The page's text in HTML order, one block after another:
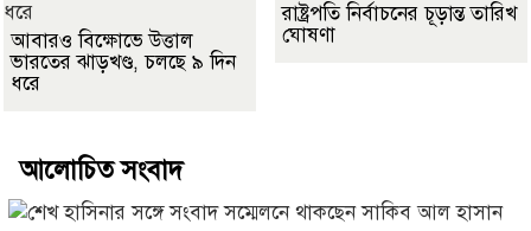
আবারও বিক্ষোভে উত্তাল
ভারতের ঝাড়খণ্ড, চলছে ৯ দিন
ধরে
রাষ্ট্রপতি নির্বাচনের চূড়ান্ত তারিখ
ঘোষণা
আলোচিত সংবাদ